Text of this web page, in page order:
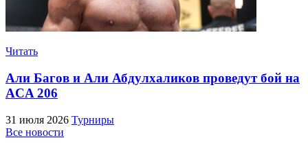
Читать
Али Багов и Али Абдулхаликов проведут бой на
ACA 206
31 июля 2026 Турниры
Все новости